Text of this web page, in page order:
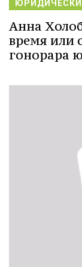
Анна
время или
гонорара